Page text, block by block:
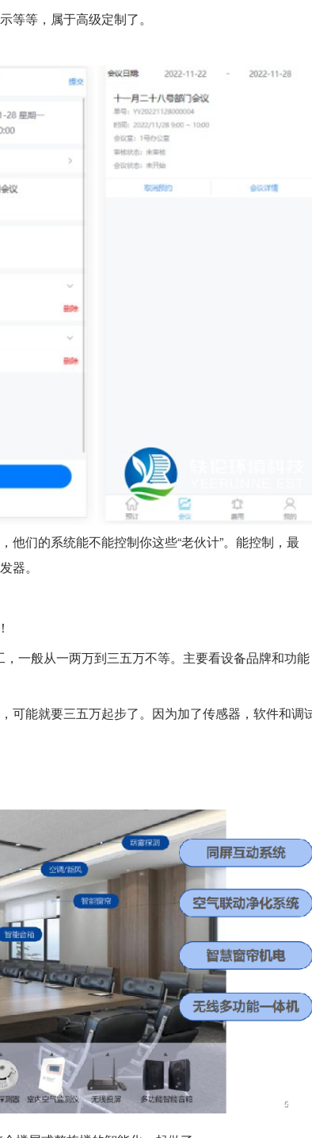
等等，属于高级定制了。
们的系统能不能控制你这些“老伙计”。能控制，最
器。
，一般从一两万到三五万不等。主要看设备品牌和功能
可能就要三五万起步了。因为加了传感器，软件和调